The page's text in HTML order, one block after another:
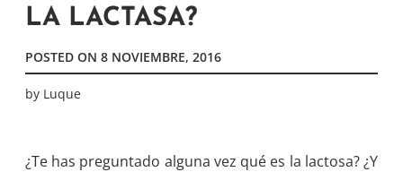
LA LACTASA?
POSTED ON 8 NOVIEMBRE, 2016
by Luque
¿Te has preguntado alguna vez qué es la lactosa? ¿Y